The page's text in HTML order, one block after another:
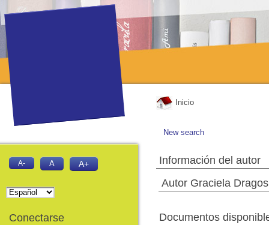
Inicio
New search
Información del autor
Autor Graciela
Documentos
A- A A+
Conectarse